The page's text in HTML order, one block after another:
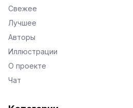
Свежее
Лучшее
Авторы
Иллюстрации
О проекте
Чат